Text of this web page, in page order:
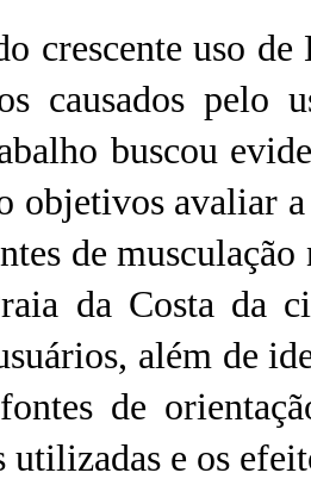
crescente uso de
causados pelo
buscou
objetivos avaliar
de
da Costa da
além de
de
utilizadas e os